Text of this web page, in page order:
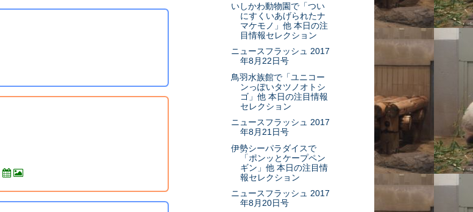
いしかわ動物園で「つい
にすくいあげられたナ
マケモノ」他 本日の注
目情報セレクション
ニュースフラッシュ 2017
年8月22日号
鳥羽水族館で「ユニコー
ンっぽいタツノオトシ
ゴ」他 本日の注目情報
セレクション
ニュースフラッシュ 2017
年8月21日号
伊勢シーパラダイスで
「ポンッとケープペン
ギン」他 本日の注目情
報セレクション
ニュースフラッシュ 2017
年8月20日号